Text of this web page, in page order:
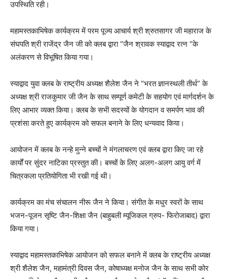
उपस्थिति रही।
महामस्तकाभिषेक कार्यक्रम में परम पूज्य आचार्य श्री श्रुतसागर जी महाराज के
संघपति श्री राजेंद्र जैन जी को क्लब द्वारा “जैन श्रावक स्याद्वाद रत्न “के
अलंकरण से विभूषित किया गया।
स्याद्वाद युवा क्लब के राष्ट्रीय अध्यक्ष शैलेश जैन ने “भरत ज्ञानस्थली तीर्थ” के
अध्यक्ष श्री राजकुमार जी जैन के साथ सम्पूर्ण कमेटी के सहयोग एवं मार्गदर्शन के
लिए आभार व्यक्त किया। क्लब के सभी सदस्यों के योगदान व समर्पण भाव की
प्रशंसा करते हुए कार्यक्रम को सफल बनाने के लिए धन्यवाद किया।
आयोजन में क्लब के नन्हे मुन्ने बच्चों ने मंगलाचरण एवं क्लब द्वारा किए जा रहे
कार्यों पर सुंदर नाटिका प्रस्तुत की। बच्चों के लिए अलग-अलग आयु वर्ग में
चित्रकला प्रतियोगिता भी रखी गई थी।
कार्यक्रम का मंच संचालन नीरू जैन ने किया। संगीत के मधुर स्वरों के साथ
भजन-पूजन सृष्टि जैन-शिक्षा जैन (बाहुबली म्यूजिकल ग्रुप- फिरोजाबाद) द्वारा
किया गया।
स्याद्वाद महामस्तकाभिषेक आयोजन को सफल बनाने में क्लब के राष्ट्रीय अध्यक्ष
श्री शैलेश जैन, महामंत्री दिवस जैन, कोषाध्यक्ष मनोज जैन के साथ सभी कोर